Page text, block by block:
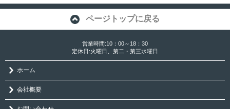
ページトップに戻る
営業時間:10：00～18：30
定休日:火曜日、第二・第三水曜日
ホーム
会社概要